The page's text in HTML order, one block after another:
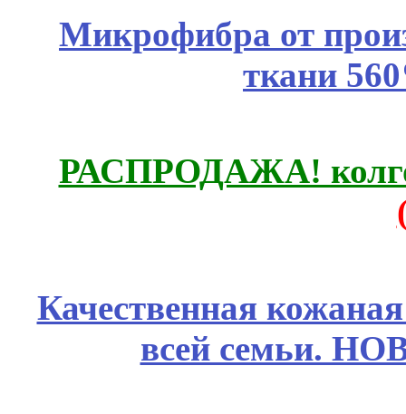
Микрофибра от
ткани
РАСПРОДАЖА!
Качественная
всей семьи.